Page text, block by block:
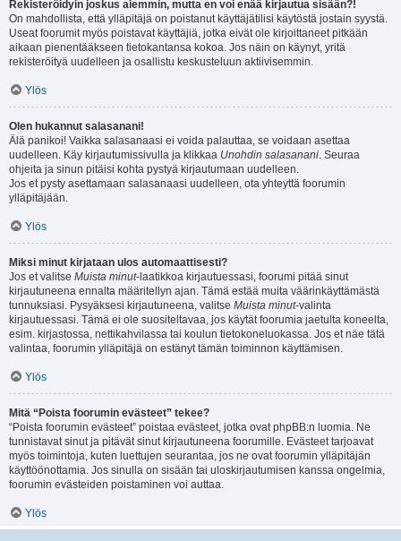
Rekisteröidyin joskus aiemmin, mutta en voi enää kirjautua sisään?!
On mahdollista, että ylläpitäjä on poistanut käyttäjätilisi käytöstä jostain syystä.
Useat foorumit myös poistavat käyttäjiä, jotka eivät ole kirjoittaneet pitkään
aikaan pienentääkseen tietokantansa kokoa. Jos näin on käynyt, yritä
rekisteröityä uudelleen ja osallistu keskusteluun aktiivisemmin.
Ylös
Olen hukannut salasanani!
Älä panikoi! Vaikka salasanaasi ei voida palauttaa, se voidaan asettaa
uudelleen. Käy kirjautumissivulla ja klikkaa Unohdin salasanani. Seuraa
ohjeita ja sinun pitäisi kohta pystyä kirjautumaan uudelleen.
Jos et pysty asettamaan salasanaasi uudelleen, ota yhteyttä foorumin
ylläpitäjään.
Ylös
Miksi minut kirjataan ulos automaattisesti?
Jos et valitse Muista minut-laatikkoa kirjautuessasi, foorumi pitää sinut
kirjautuneena ennalta määritellyn ajan. Tämä estää muita väärinkäyttämästä
tunnuksiasi. Pysyäksesi kirjautuneena, valitse Muista minut-valinta
kirjautuessasi. Tämä ei ole suositeltavaa, jos käytät foorumia jaetulta koneelta,
esim. kirjastossa, nettikahvilassa tai koulun tietokoneluokassa. Jos et näe tätä
valintaa, foorumin ylläpitäjä on estänyt tämän toiminnon käyttämisen.
Ylös
Mitä “Poista foorumin evästeet” tekee?
“Poista foorumin evästeet” poistaa evästeet, jotka ovat phpBB:n luomia. Ne
tunnistavat sinut ja pitävät sinut kirjautuneena foorumille. Evästeet tarjoavat
myös toimintoja, kuten luettujen seurantaa, jos ne ovat foorumin ylläpitäjän
käyttöönottamia. Jos sinulla on sisään tai uloskirjautumisen kanssa ongelmia,
foorumin evästeiden poistaminen voi auttaa.
Ylös